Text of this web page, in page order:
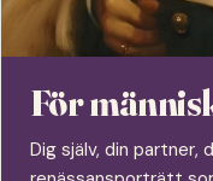
För
Dig själv, din partner,